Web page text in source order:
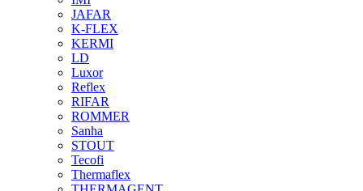
JAFAR
K-FLEX
KERMI
LD
Luxor
Reflex
RIFAR
ROMMER
Sanha
STOUT
Tecofi
Thermaflex